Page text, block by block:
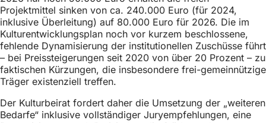
i
c
h
h
i
e
r
Projektmittel sinken von ca. 240.000 Euro (für 2024,
inklusive Überleitung) auf 80.000 Euro für 2026. Die im
Kulturentwicklungsplan noch vor kurzem beschlossene,
fehlende Dynamisierung der institutionellen Zuschüsse führt
– bei Preissteigerungen seit 2020 von über 20 Prozent – zu
faktischen Kürzungen, die insbesondere frei-gemeinnützige
Träger existenziell treffen.
Der Kulturbeirat fordert daher die Umsetzung der „weiteren
Bedarfe“ inklusive vollständiger Juryempfehlungen, eine